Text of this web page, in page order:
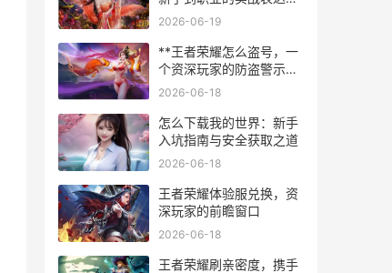
术**
2026-06-19
**王者荣耀怎么盗号，一
个资深玩家的防盗警示
录，副标题，揭开网络黑
2026-06-18
怎么下载我的世界：新手
入坑指南与安全获取之道
2026-06-18
王者荣耀体验服兑换，资
深玩家的前瞻窗口
2026-06-18
王者荣耀刷亲密度，携手